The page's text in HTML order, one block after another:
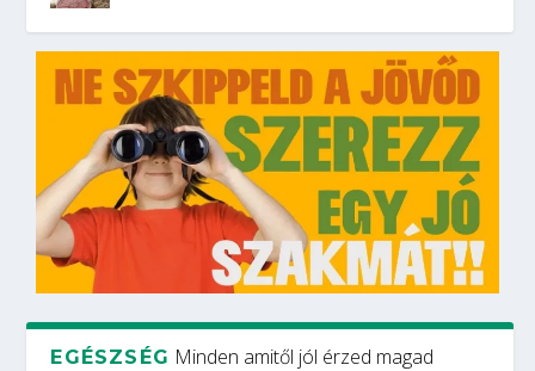
EGÉSZSÉG Minden amitől jól érzed magad